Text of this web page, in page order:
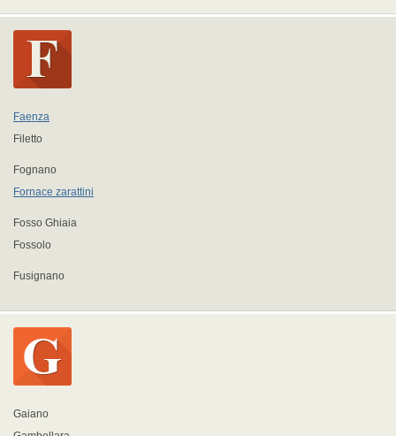
Faenza
Filetto
Fognano
Fornace zarattini
Fosso Ghiaia
Fossolo
Fusignano
Gaiano